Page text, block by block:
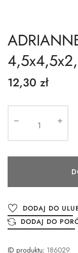
12,30 zł
DODAJ DO
DODAJ DO
ID produktu: 186029